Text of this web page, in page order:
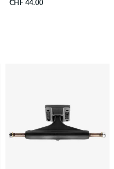
CHF 44.00